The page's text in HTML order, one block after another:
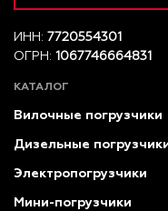
ИНН: 7720554301
ОГРН: 1067746664831
КАТАЛОГ
Вилочные погрузчики
Дизельные
Электропогрузчики
Мини-погрузчики